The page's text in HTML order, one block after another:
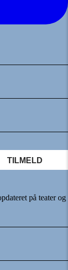
på teater og